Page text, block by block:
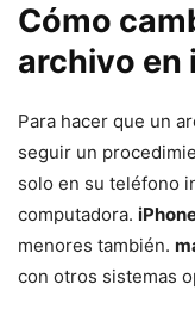
Cómo
archivo en
Para hacer que un
seguir un
solo en su teléfono
computadora.
menores también.
con otros sistemas